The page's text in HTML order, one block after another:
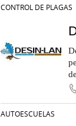
CONTROL DE PLAGAS
AUTOESCUELAS